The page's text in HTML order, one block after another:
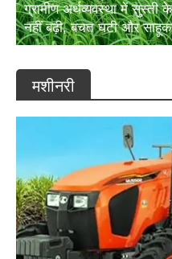
नहीं बढ़ी, बचत घटी और
मशीनरी